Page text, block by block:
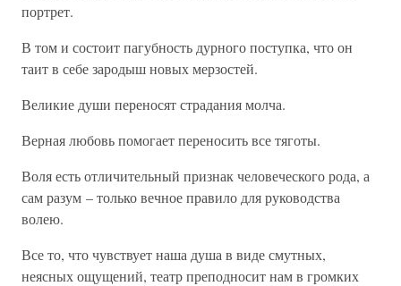
портрет.
В том и состоит пагубность дурного поступка, что он
таит в себе зародыш новых мерзостей.
Великие души переносят страдания молча.
Верная любовь помогает переносить все тяготы.
Воля есть отличительный признак человеческого рода, а
сам разум – только вечное правило для руководства
волею.
Все то, что чувствует наша душа в виде смутных,
неясных ощущений, театр преподносит нам в громких